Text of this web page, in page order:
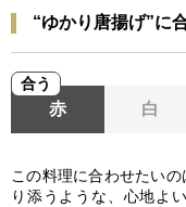
“ゆかり唐揚げ”に
合う
赤 白
この料理に合わせたい
り添うような、心地よ